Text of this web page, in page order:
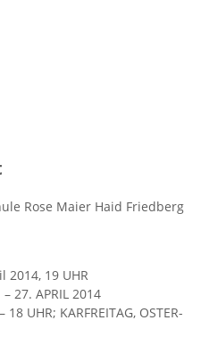
Rose Maier Haid Fried­berg
2014, 19 UHR
27. APRIL 2014
18 UHR; KAR­FREI­TAG, OS­TER­